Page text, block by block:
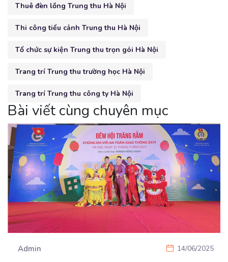
Thuê đèn lồng Trung thu Hà Nội
Thi công tiểu cảnh Trung thu Hà Nội
Tổ chức sự kiện Trung thu trọn gói Hà Nội
Trang trí Trung thu trường học Hà Nội
Trang trí Trung thu công ty Hà Nội
Bài viết cùng chuyên mục
Admin 14/06/2025